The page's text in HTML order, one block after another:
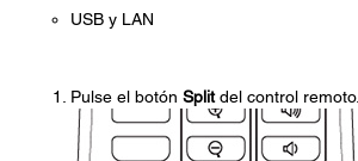
USB y LAN
Pulse el botón Splitdel control remoto.